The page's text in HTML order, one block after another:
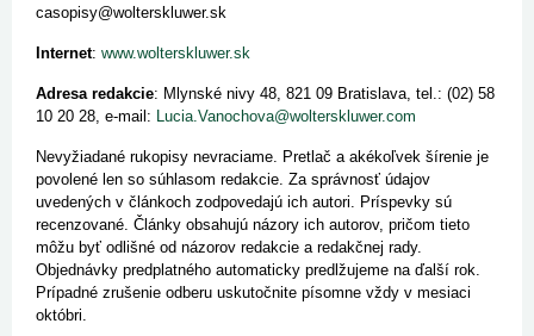
casopisy@wolterskluwer.sk
Internet: www.wolterskluwer.sk
Adresa redakcie: Mlynské nivy 48, 821 09 Bratislava, tel.: (02) 58
10 20 28, e-mail: Lucia.Vanochova@wolterskluwer.com
Nevyžiadané rukopisy nevraciame. Pretlač a akékoľvek šírenie je
povolené len so súhlasom redakcie. Za správnosť údajov
uvedených v článkoch zodpovedajú ich autori. Príspevky sú
recenzované. Články obsahujú názory ich autorov, pričom tieto
môžu byť odlišné od názorov redakcie a redakčnej rady.
Objednávky predplatného automaticky predlžujeme na ďalší rok.
Prípadné zrušenie odberu uskutočnite písomne vždy v mesiaci
októbri.